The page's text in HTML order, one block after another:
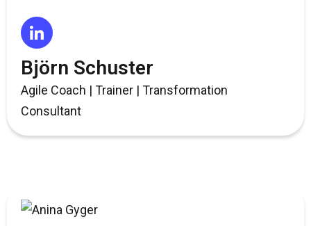
Björn Schuster
Agile Coach | Trainer | Transformation
Consultant